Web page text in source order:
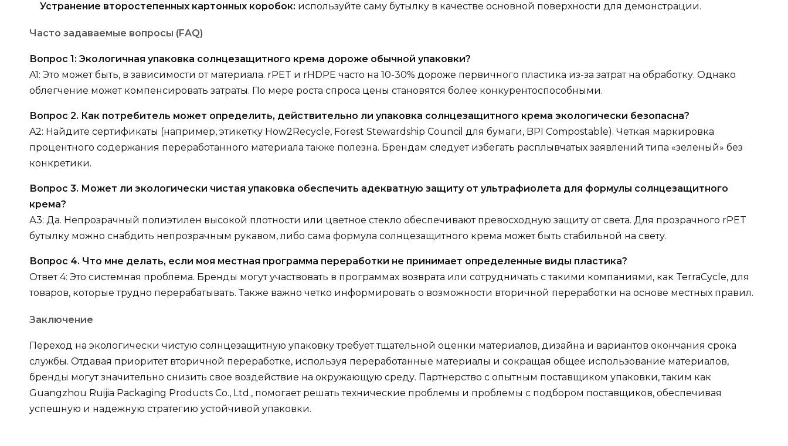
Устранение второстепенных картонных коробок: используйте саму бутылку в качестве основной поверхности для демонстрации.
Часто задаваемые вопросы (FAQ)
Вопрос 1: Экологичная упаковка солнцезащитного крема дороже обычной упаковки?
A1: Это может быть, в зависимости от материала. rPET и rHDPE часто на 10-30% дороже первичного пластика из-за затрат на обработку. Однако
облегчение может компенсировать затраты. По мере роста спроса цены становятся более конкурентоспособными.
Вопрос 2. Как потребитель может определить, действительно ли упаковка солнцезащитного крема экологически безопасна?
A2: Найдите сертификаты (например, этикетку How2Recycle, Forest Stewardship Council для бумаги, BPI Compostable). Четкая маркировка
процентного содержания переработанного материала также полезна. Брендам следует избегать расплывчатых заявлений типа «зеленый» без
конкретики.
Вопрос 3. Может ли экологически чистая упаковка обеспечить адекватную защиту от ультрафиолета для формулы солнцезащитного
крема?
А3: Да. Непрозрачный полиэтилен высокой плотности или цветное стекло обеспечивают превосходную защиту от света. Для прозрачного rPET
бутылку можно снабдить непрозрачным рукавом, либо сама формула солнцезащитного крема может быть стабильной на свету.
Вопрос 4. Что мне делать, если моя местная программа переработки не принимает определенные виды пластика?
Ответ 4: Это системная проблема. Бренды могут участвовать в программах возврата или сотрудничать с такими компаниями, как TerraCycle, для
товаров, которые трудно перерабатывать. Также важно четко информировать о возможности вторичной переработки на основе местных правил.
Заключение
Переход на экологически чистую солнцезащитную упаковку требует тщательной оценки материалов, дизайна и вариантов окончания срока
службы. Отдавая приоритет вторичной переработке, используя переработанные материалы и сокращая общее использование материалов,
бренды могут значительно снизить свое воздействие на окружающую среду. Партнерство с опытным поставщиком упаковки, таким как
Guangzhou Ruijia Packaging Products Co., Ltd., помогает решать технические проблемы и проблемы с подбором поставщиков, обеспечивая
успешную и надежную стратегию устойчивой упаковки.